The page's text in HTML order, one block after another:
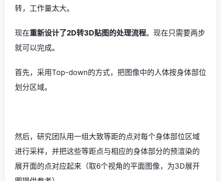
转，工作量太大。
现在重新设计了2D转3D贴图的处理流程。现在只需要两步
就可以完成。
首先，采用Top-down的方式，把图像中的人体按身体部位
划分区域。
然后，研究团队用一组大致等距的点对每个身体部位区域
进行采样，并把这些等距点与相应的身体部分的预渲染的
展开面的点对应起来（取6个视角的平面图像，为3D展开